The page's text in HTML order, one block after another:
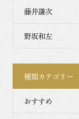
藤井謙次
野坂和左
種類カテゴリー
おすすめ